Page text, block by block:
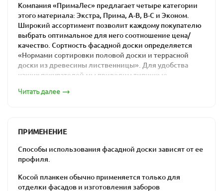
Планкен 20х115
Планкен 20х140
Компания «ПримаЛес» предлагает четыре категории
этого материала: Экстра, Прима, А-В, В-С и Эконом.
Широкий ассортимент позволит каждому покупателю
выбрать оптимальное для него соотношение цена/
качество. Сортность фасадной доски определяется
«Нормами сортировки половой доски и террасной
доски из древесины лиственницы». Для удобства
наших покупателей мы приводим типичные
Читать далее
ПРИМЕНЕНИЕ
Способы использования фасадной доски зависят от ее
профиля.
Косой планкен обычно применяется только для
отделки фасадов и изготовления заборов